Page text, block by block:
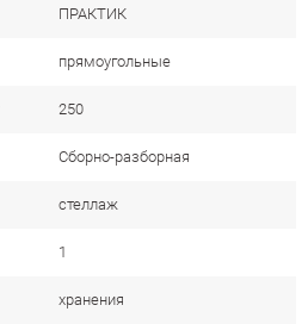
ПРАКТИК
прямоугольные
250
Сборно-разборная
стеллаж
1
хранения